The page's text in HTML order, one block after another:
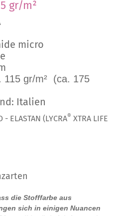
gr/m²
micro
115 gr/m² (ca. 175
Italien
- ELASTAN (LYCRA® XTRA LIFE
die Stofffarbe aus
sich in einigen Nuancen